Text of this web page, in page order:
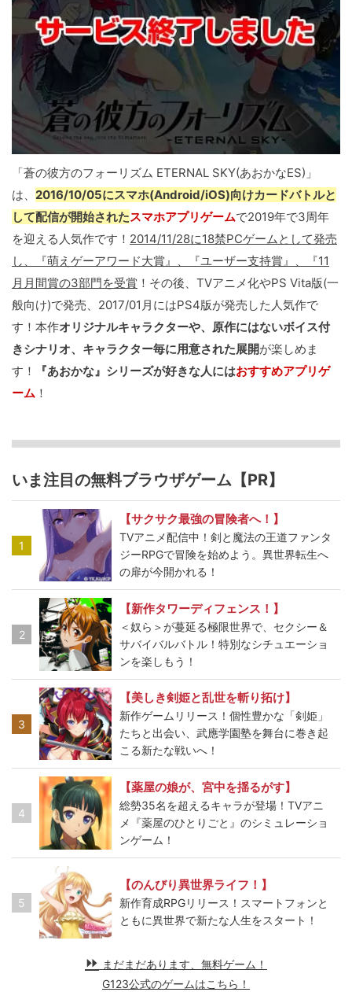
「蒼の彼方のフォーリズム ETERNAL SKY(あおかなES)」
は、 2016/10/05にスマホ(Android/iOS)向けカードバトルと
して配信が開始されたスマホアプリゲームで2019年で3周年
を迎える人気作です！ 2014/11/28に18禁PCゲームとして発売
し、『萌えゲーアワード大賞』、『ユーザー支持賞』、『11
月月間賞の3部門を受賞 ！その後、TVアニメ化やPS Vita版(一
般向け)で発売、2017/01月にはPS4版が発売した人気作で
す！本作オリジナルキャラクターや、原作にはないボイス付
きシナリオ、キャラクター毎に用意された展開が楽しめま
す！
『あおかな』シリーズが好きな人にはおすすめアプリゲ
ーム ！
いま注目の無料ブラウザゲーム【PR】
1
【サクサク最強の冒険者へ！】
TVアニメ配信中！剣と魔法の王道ファンタ
ジーRPGで冒険を始めよう。異世界転生へ
の扉が今開かれる！
2
【新作タワーディフェンス！】
＜奴ら＞が蔓延る極限世界で、セクシー＆
サバイバルバトル！特別なシチュエーショ
ンを楽しもう！
3
【美しき剣姫と乱世を斬り拓け】
新作ゲームリリース！個性豊かな「剣姫」
たちと出会い、武應学園塾を舞台に巻き起
こる新たな戦いへ！
4
【薬屋の娘が、宮中を揺るがす】
総勢35名を超えるキャラが登場！TVアニ
メ『薬屋のひとりごと』のシミュレーショ
ンゲーム！
5
【のんびり異世界ライフ！】
新作育成RPGリリース！スマートフォンと
ともに異世界で新たな人生をスタート！
まだまだあります、無料ゲーム！
G123公式のゲームはこちら！